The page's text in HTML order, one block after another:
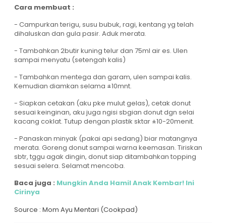
Cara membuat :
- Campurkan terigu, susu bubuk, ragi, kentang yg telah
dihaluskan dan gula pasir. Aduk merata.
- Tambahkan 2butir kuning telur dan 75ml air es. Ulen
sampai menyatu (setengah kalis)
- Tambahkan mentega dan garam, ulen sampai kalis.
Kemudian diamkan selama ±10mnt.
- Siapkan cetakan (aku pke mulut gelas), cetak donut
sesuai keinginan, aku juga ngisi sbgian donut dgn selai
kacang coklat. Tutup dengan plastik sktar ±10-20menit.
- Panaskan minyak (pakai api sedang) biar matangnya
merata. Goreng donut sampai warna keemasan. Tiriskan
sbtr, tggu agak dingin, donut siap ditambahkan topping
sesuai selera. Selamat mencoba.
Baca juga : Mungkin Anda Hamil Anak Kembar! Ini
Cirinya
Source : Mom Ayu Mentari (Cookpad)